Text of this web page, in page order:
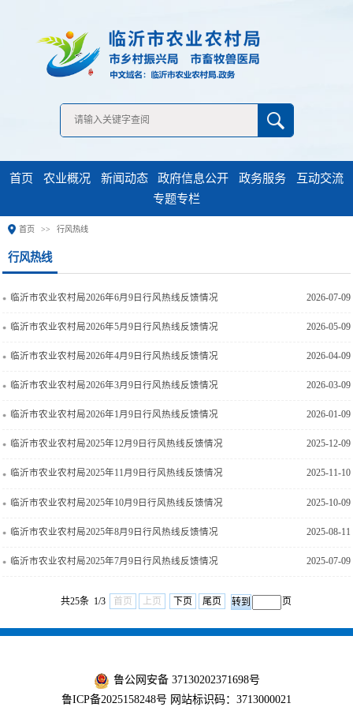
首页 农业概况 新闻动态 政府信息公开 政务服务
互动交流
专题专栏
首页 行风热线
2026-07-09
临沂市农业农村局2026年6月9日行风热线反馈情况
2026-05-09
临沂市农业农村局2026年5月9日行风热线反馈情况
2026-04-09
临沂市农业农村局2026年4月9日行风热线反馈情况
2026-03-09
临沂市农业农村局2026年3月9日行风热线反馈情况
2026-01-09
临沂市农业农村局2026年1月9日行风热线反馈情况
2025-12-09
临沂市农业农村局2025年12月9日行风热线反馈情况
2025-11-10
临沂市农业农村局2025年11月9日行风热线反馈情况
2025-10-09
临沂市农业农村局2025年10月9日行风热线反馈情况
2025-08-11
临沂市农业农村局2025年8月9日行风热线反馈情况
2025-07-09
临沂市农业农村局2025年7月9日行风热线反馈情况
共25条 1/3 首页 上页 下页 尾页 页
鲁公网安备 37130202371698号
鲁ICP备2025158248号 网站标识码：3713000021